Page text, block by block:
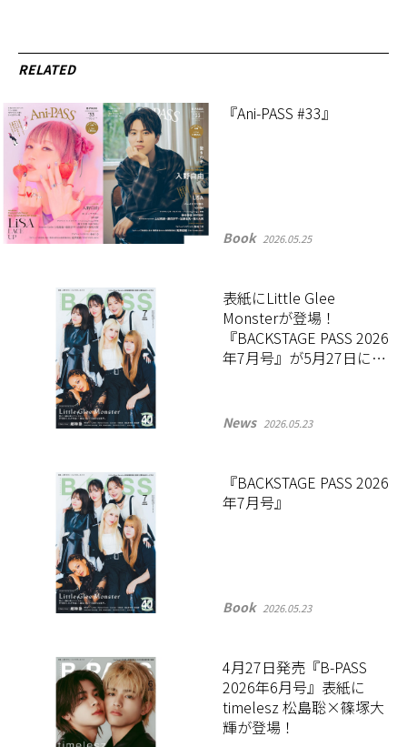
RELATED
『Ani-PASS #33』
Book 2026.05.25
表紙にLittle Glee
Monsterが登場！
『BACKSTAGE PASS 2026
年7月号』が5月27日に発
News 2026.05.23
『BACKSTAGE PASS 2026
年7月号』
Book 2026.05.23
4月27日発売『B-PASS
2026年6月号』表紙に
timelesz 松島聡×篠塚大
輝が登場！